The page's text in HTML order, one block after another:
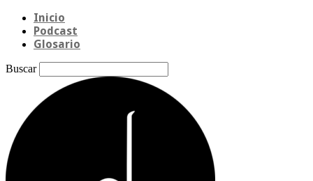
Inicio
Podcast
Glosario
Buscar